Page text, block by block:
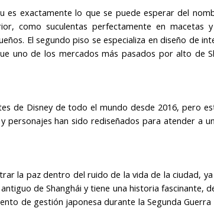
es exactamente lo que se puede esperar del
como suculentas perfectamente en macetas y
El segundo piso se especializa en diseño de
uno de los mercados más pasados por alto de
de Disney de todo el mundo desde 2016, pero
personajes han sido rediseñados para atender a
la paz dentro del ruido de la vida de la ciudad, ya
de Shanghái y tiene una historia fascinante,
de gestión japonesa durante la Segunda Guerra